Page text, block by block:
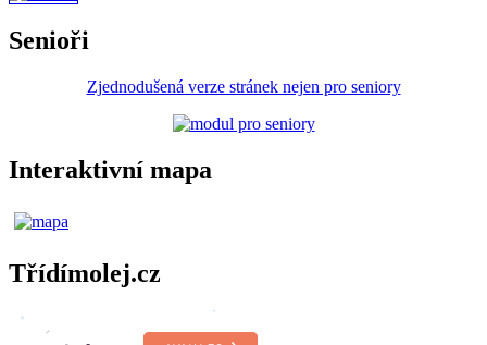
Senioři
Zjednodušená verze stránek nejen pro seniory
Interaktivní mapa
Třídímolej.cz